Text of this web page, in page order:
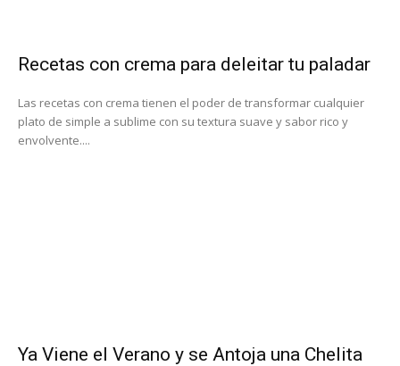
Recetas con crema para deleitar tu paladar
Las recetas con crema tienen el poder de transformar cualquier
plato de simple a sublime con su textura suave y sabor rico y
envolvente....
Ya Viene el Verano y se Antoja una Chelita